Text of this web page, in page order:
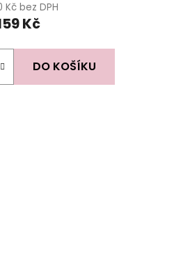
Kč bez DPH
Kč
DO KOŠÍKU